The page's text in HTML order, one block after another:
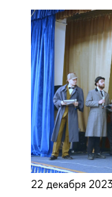
22 декабря